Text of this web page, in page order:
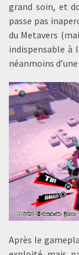
grand soin, et
passe pas
du Metavers
indispensable à
néanmoins
Après le